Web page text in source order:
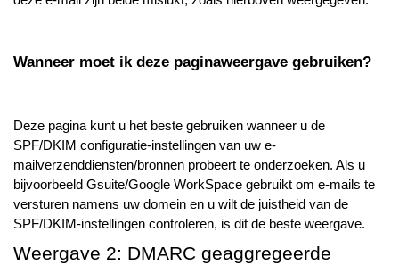
Wanneer moet ik deze paginaweergave gebruiken?
Deze pagina kunt u het beste gebruiken wanneer u de
SPF/DKIM configuratie-instellingen van uw e-
mailverzenddiensten/bronnen probeert te onderzoeken. Als u
bijvoorbeeld Gsuite/Google WorkSpace gebruikt om e-mails te
versturen namens uw domein en u wilt de juistheid van de
SPF/DKIM-instellingen controleren, is dit de beste weergave.
Weergave 2: DMARC geaggregeerde